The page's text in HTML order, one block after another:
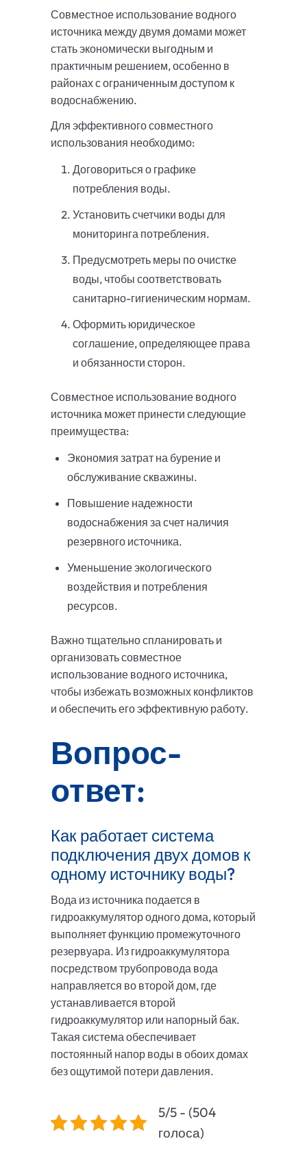
Совместное использование водного
источника между двумя домами может
стать экономически выгодным и
практичным решением, особенно в
районах с ограниченным доступом к
водоснабжению.
Для эффективного совместного
использования необходимо:
Договориться о графике
потребления воды.
Установить счетчики воды для
мониторинга потребления.
Предусмотреть меры по очистке
воды, чтобы соответствовать
санитарно-гигиеническим нормам.
Оформить юридическое
соглашение, определяющее права
и обязанности сторон.
Совместное использование водного
источника может принести следующие
преимущества:
Экономия затрат на бурение и
обслуживание скважины.
Повышение надежности
водоснабжения за счет наличия
резервного источника.
Уменьшение экологического
воздействия и потребления
ресурсов.
Важно тщательно спланировать и
организовать совместное
использование водного источника,
чтобы избежать возможных конфликтов
и обеспечить его эффективную работу.
Вопрос-
ответ:
Как работает система
подключения двух домов к
одному источнику воды?
Вода из источника подается в
гидроаккумулятор одного дома, который
выполняет функцию промежуточного
резервуара. Из гидроаккумулятора
посредством трубопровода вода
направляется во второй дом, где
устанавливается второй
гидроаккумулятор или напорный бак.
Такая система обеспечивает
постоянный напор воды в обоих домах
без ощутимой потери давления.
5/5 - (504
голоса)